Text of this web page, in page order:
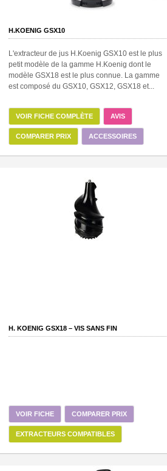
H.KOENIG GSX10
L'extracteur de jus H.Koenig GSX10 est le plus
petit modèle de la gamme H.Koenig dont le
modèle GSX18 est le plus connue. La gamme
est composé du GSX10, GSX12, GSX18 et...
VOIR FICHE COMPLÈTE AVIS
COMPARER PRIX ACCESSOIRES
H. KOENIG GSX18 – VIS SANS FIN
VOIR FICHE COMPARER PRIX
EXTRACTEURS COMPATIBLES